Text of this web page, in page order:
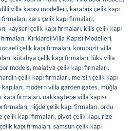
villa kapısı modelleri, karabük çelik kapı
firmaları, kars çelik kapı firmaları,
, kayseri çelik kapı firmaları, kilis çelik kapı
firmaları, KırklareliVilla Kapısı Modelleri,
çelik kapı firmaları, kompozit villa
, kütahya çelik kapı firmaları, lüks villa
models, malatya çelik kapı firmaları,
çelik kapı firmaları, mersin çelik kapı
, modern villa garden gates, muğla
kapı firmaları, nakkaştepe villa kapısı
firmaları, niğde çelik kapı firmaları,ordu
çelik kapı firmaları, pivot çelik kapı, rize
kapı firmaları,samsun çelik kapı